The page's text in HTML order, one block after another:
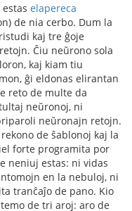
elapereca
de nia cerbo. Dum la
kaj tre ĝoje
Ĉiu neŭrono sola
kaj kiam tiu
ĝi eldonas elirantan
reto de multe da
neŭronoj, ni
neŭronajn retojn.
de ŝablonoj kaj la
forte programita por
neniuj estas: ni vidas
en la nebuloj, ni
tranĉaĵo de pano. Kio
de tri aroj: aro de